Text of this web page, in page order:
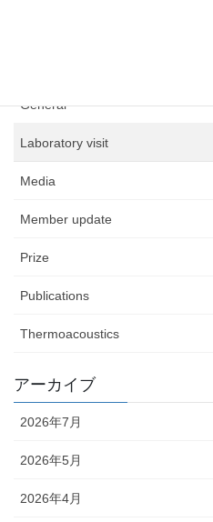
General
Laboratory visit
Media
Member update
Prize
Publications
Thermoacoustics
アーカイブ
2026年7月
2026年5月
2026年4月